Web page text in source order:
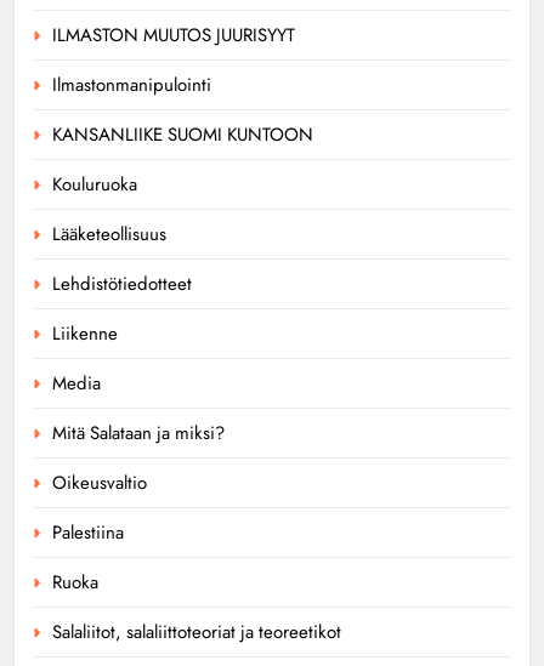
ILMASTON MUUTOS JUURISYYT
Ilmastonmanipulointi
KANSANLIIKE SUOMI KUNTOON
Kouluruoka
Lääketeollisuus
Lehdistötiedotteet
Liikenne
Media
Mitä Salataan ja miksi?
Oikeusvaltio
Palestiina
Ruoka
Salaliitot, salaliittoteoriat ja teoreetikot